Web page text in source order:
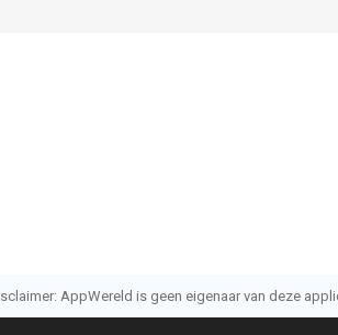
AppWereld is geen eigenaar van deze